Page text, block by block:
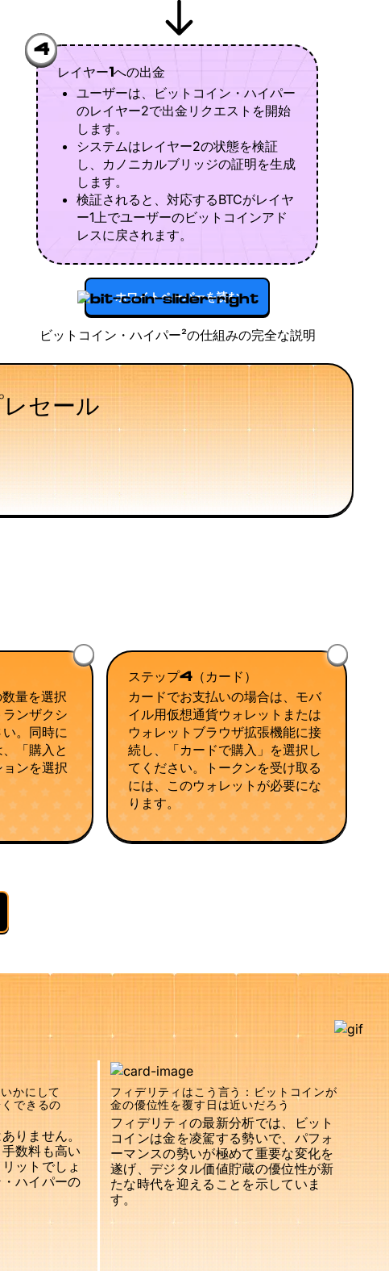
4
レイヤー1への出金
ユーザーは、ビットコイン・ハイパー
のレイヤー2で出金リクエストを開始
します。
システムはレイヤー2の状態を検証
し、カノニカルブリッジの証明を生成
します。
検証されると、対応するBTCがレイヤ
ー1上でユーザーのビットコインアド
レスに戻されます。
ホワイトペーパーを読む
ビットコイン・ハイパー²の仕組みの完全な説明
セール
量を選択
ンザクシ
。同時に
「購入と
ンを選択
ステップ4（カード）
カードでお支払いの場合は、モバ
イル用仮想通貨ウォレットまたは
ウォレットブラウザ拡張機能に接
続し、「カードで購入」を選択し
てください。トークンを受け取る
には、このウォレットが必要にな
ります。
かにして
できるの
りません。
数料も高い
ットでしょ
ハイパーの
フィデリティはこう言う：ビットコインが
金の優位性を覆す日は近いだろう
フィデリティの最新分析では、ビット
コインは金を凌駕する勢いで、パフォ
ーマンスの勢いが極めて重要な変化を
遂げ、デジタル価値貯蔵の優位性が新
たな時代を迎えることを示していま
す。